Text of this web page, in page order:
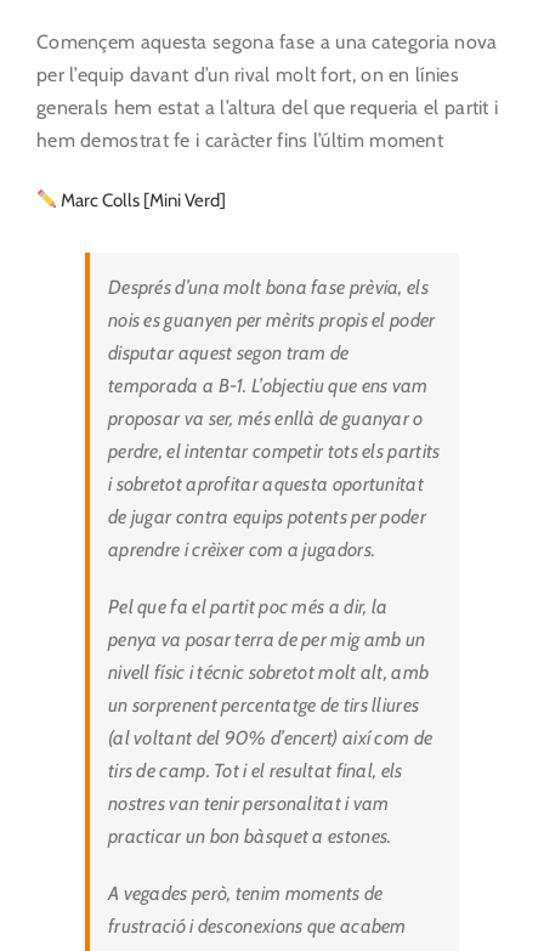
Començem aquesta segona fase a una categoria nova
per l’equip davant d’un rival molt fort, on en línies
generals hem estat a l’altura del que requeria el partit i
hem demostrat fe i caràcter fins l’últim moment
Marc Colls [Mini Verd]
Després d’una molt bona fase prèvia, els
nois es guanyen per mèrits propis el poder
disputar aquest segon tram de
temporada a B-1. L’objectiu que ens vam
proposar va ser, més enllà de guanyar o
perdre, el intentar competir tots els partits
i sobretot aprofitar aquesta oportunitat
de jugar contra equips potents per poder
aprendre i crèixer com a jugadors.
Pel que fa el partit poc més a dir, la
penya va posar terra de per mig amb un
nivell físic i técnic sobretot molt alt, amb
un sorprenent percentatge de tirs lliures
(al voltant del 90% d’encert) així com de
tirs de camp. Tot i el resultat final, els
nostres van tenir personalitat i vam
practicar un bon bàsquet a estones.
A vegades però, tenim moments de
frustració i desconexions que acabem